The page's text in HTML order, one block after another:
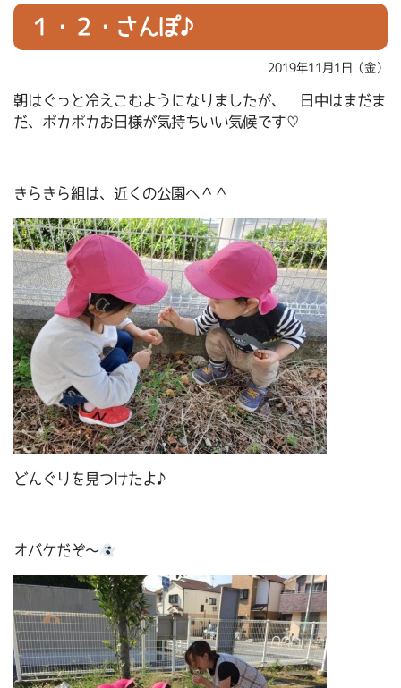
１・２・さんぽ♪
2019年11月1日（金）
朝はぐっと冷えこむようになりましたが、 日中はまだま
だ、ポカポカお日様が気持ちいい気候です♡
きらきら組は、近くの公園へ＾＾
どんぐりを見つけたよ♪
オバケだぞ～